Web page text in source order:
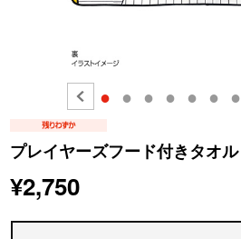
● ● ● ● ● ● ●
プレイヤーズフード付きタオル
¥2,750